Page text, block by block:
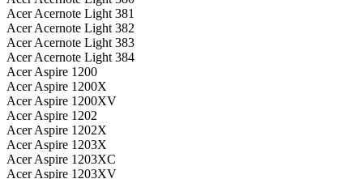
Acer Acernote Light 381
Acer Acernote Light 382
Acer Acernote Light 383
Acer Acernote Light 384
Acer Aspire 1200
Acer Aspire 1200X
Acer Aspire 1200XV
Acer Aspire 1202
Acer Aspire 1202X
Acer Aspire 1203X
Acer Aspire 1203XC
Acer Aspire 1203XV